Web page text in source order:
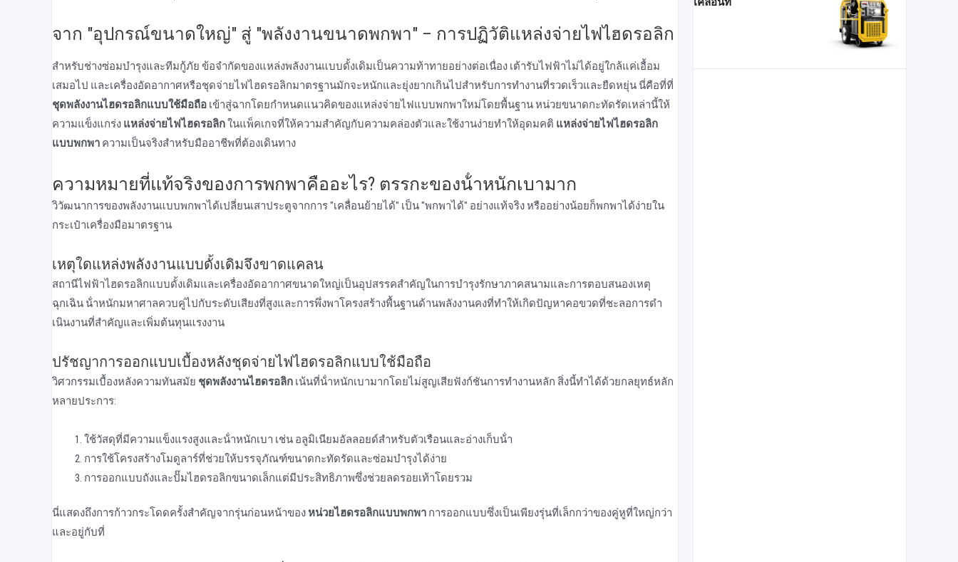
จาก "อุปกรณ์ขนาดใหญ่" สู่ "พลังงานขนาดพกพา" – การปฏิวัติแหล่งจ่ายไฟไฮดรอลิก
สําหรับช่างซ่อมบํารุงและทีมกู้ภัย ข้อจํากัดของแหล่งพลังงานแบบดั้งเดิมเป็นความท้าทายอย่างต่อเนื่อง เต้ารับไฟฟ้าไม่ได้อยู่ใกล้แค่เอื้อม
เสมอไป และเครื่องอัดอากาศหรือชุดจ่ายไฟไฮดรอลิกมาตรฐานมักจะหนักและยุ่งยากเกินไปสําหรับการทํางานที่รวดเร็วและยืดหยุ่น นี่คือที่ที่
ชุดพลังงานไฮดรอลิกแบบใช้มือถือ เข้าสู่ฉากโดยกําหนดแนวคิดของแหล่งจ่ายไฟแบบพกพาใหม่โดยพื้นฐาน หน่วยขนาดกะทัดรัดเหล่านี้ให้
ความแข็งแกร่ง แหล่งจ่ายไฟไฮดรอลิกในแพ็คเกจที่ให้ความสําคัญกับความคล่องตัวและใช้งานง่ายทําให้อุดมคติ แหล่งจ่ายไฟไฮดรอลิก
แบบพกพา ความเป็นจริงสําหรับมืออาชีพที่ต้องเดินทาง
ความหมายที่แท้จริงของการพกพาคืออะไร? ตรรกะของน้ําหนักเบามาก
วิวัฒนาการของพลังงานแบบพกพาได้เปลี่ยนเสาประตูจากการ "เคลื่อนย้ายได้" เป็น "พกพาได้" อย่างแท้จริง หรืออย่างน้อยก็พกพาได้ง่ายใน
กระเป๋าเครื่องมือมาตรฐาน
เหตุใดแหล่งพลังงานแบบดั้งเดิมจึงขาดแคลน
สถานีไฟฟ้าไฮดรอลิกแบบดั้งเดิมและเครื่องอัดอากาศขนาดใหญ่เป็นอุปสรรคสําคัญในการบํารุงรักษาภาคสนามและการตอบสนองเหตุ
ฉุกเฉิน น้ําหนักมหาศาลควบคู่ไปกับระดับเสียงที่สูงและการพึ่งพาโครงสร้างพื้นฐานด้านพลังงานคงที่ทําให้เกิดปัญหาคอขวดที่ชะลอการดํา
เนินงานที่สําคัญและเพิ่มต้นทุนแรงงาน
ปรัชญาการออกแบบเบื้องหลังชุดจ่ายไฟไฮดรอลิกแบบใช้มือถือ
วิศวกรรมเบื้องหลังความทันสมัย ชุดพลังงานไฮดรอลิก เน้นที่น้ําหนักเบามากโดยไม่สูญเสียฟังก์ชันการทํางานหลัก สิ่งนี้ทําได้ด้วยกลยุทธ์หลัก
หลายประการ:
ใช้วัสดุที่มีความแข็งแรงสูงและน้ําหนักเบา เช่น อลูมิเนียมอัลลอยด์สําหรับตัวเรือนและอ่างเก็บน้ํา
การใช้โครงสร้างโมดูลาร์ที่ช่วยให้บรรจุภัณฑ์ขนาดกะทัดรัดและซ่อมบํารุงได้ง่าย
การออกแบบถังและปั๊มไฮดรอลิกขนาดเล็กแต่มีประสิทธิภาพซึ่งช่วยลดรอยเท้าโดยรวม
นี่แสดงถึงการก้าวกระโดดครั้งสําคัญจากรุ่นก่อนหน้าของหน่วยไฮดรอลิกแบบพกพา การออกแบบซึ่งเป็นเพียงรุ่นที่เล็กกว่าของคู่หูที่ใหญ่กว่า
และอยู่กับที่